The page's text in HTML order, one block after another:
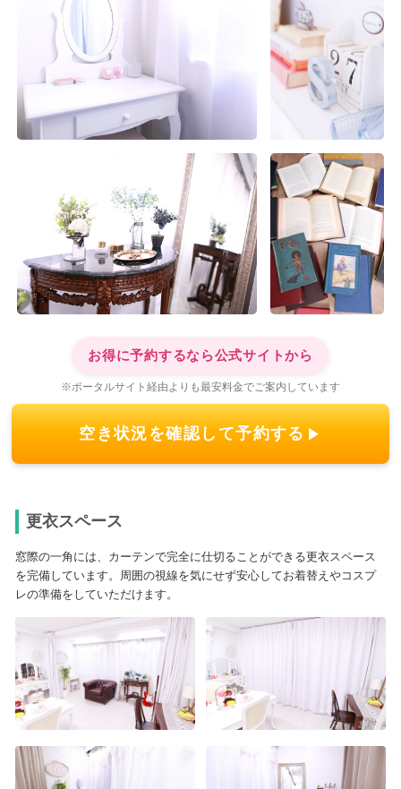
お得に予約するなら公式サイトから
※ポータルサイト経由よりも最安料金でご案内しています
空き状況を確認して予約する
更衣スペース
窓際の一角には、カーテンで完全に仕切ることができる更衣スペース
を完備しています。周囲の視線を気にせず安心してお着替えやコスプ
レの準備をしていただけます。